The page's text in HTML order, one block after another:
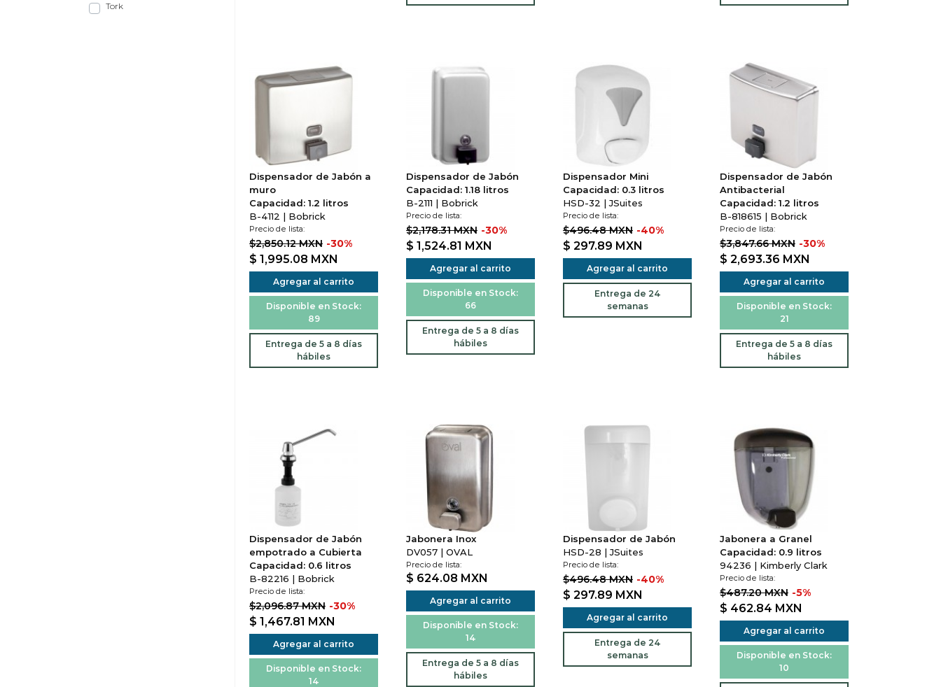
Tork
Dispensador de Jabón a
muro
Capacidad: 1.2 litros
B-4112 | Bobrick
Precio de lista:
$2,850.12 MXN -30%
$ 1,995.08 MXN
Agregar al carrito
Disponible en Stock:
89
Entrega de 5 a 8 días
hábiles
Dispensador de Jabón
Capacidad: 1.18 litros
B-2111 | Bobrick
Precio de lista:
$2,178.31 MXN -30%
$ 1,524.81 MXN
Agregar al carrito
Disponible en Stock:
66
Entrega de 5 a 8 días
hábiles
Dispensador Mini
Capacidad: 0.3 litros
HSD-32 | JSuites
Precio de lista:
$496.48 MXN -40%
$ 297.89 MXN
Agregar al carrito
Entrega de 24
semanas
Dispensador de Jabón
Antibacterial
Capacidad: 1.2 litros
B-818615 | Bobrick
Precio de lista:
$3,847.66 MXN -30%
$ 2,693.36 MXN
Agregar al carrito
Disponible en Stock:
21
Entrega de 5 a 8 días
hábiles
Dispensador de Jabón
empotrado a Cubierta
Capacidad: 0.6 litros
B-82216 | Bobrick
Precio de lista:
$2,096.87 MXN -30%
$ 1,467.81 MXN
Agregar al carrito
Disponible en Stock:
14
Jabonera Inox
DV057 | OVAL
Precio de lista:
$ 624.08 MXN
Agregar al carrito
Disponible en Stock:
14
Entrega de 5 a 8 días
hábiles
Dispensador de Jabón
HSD-28 | JSuites
Precio de lista:
$496.48 MXN -40%
$ 297.89 MXN
Agregar al carrito
Entrega de 24
semanas
Jabonera a Granel
Capacidad: 0.9 litros
94236 | Kimberly Clark
Precio de lista:
$487.20 MXN -5%
$ 462.84 MXN
Agregar al carrito
Disponible en Stock:
10